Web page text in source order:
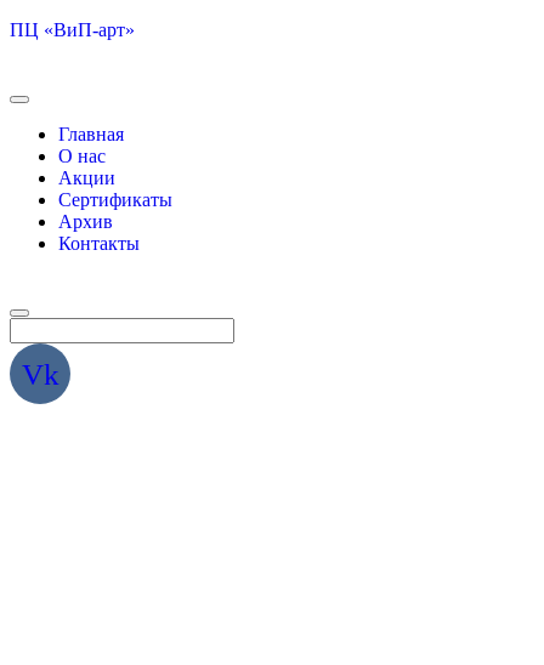
ПЦ «ВиП-арт»
Главная
О нас
Акции
Сертификаты
Архив
Контакты
Vk